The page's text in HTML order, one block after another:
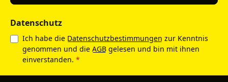
Datenschutz
Ich habe die Datenschutzbestimmungen zur Kenntnis
genommen und die AGB gelesen und bin mit ihnen
einverstanden. *